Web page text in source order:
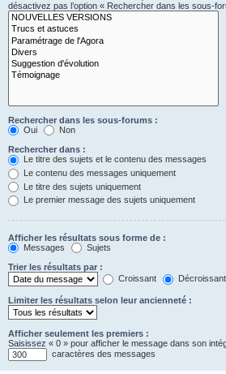
désactivez pas l’option « Rechercher dans les sous-
Rechercher dans les sous-forums :
Oui
Non
Rechercher dans :
Le titre des sujets et le contenu des messages
Le contenu des messages uniquement
Le titre des sujets uniquement
Le premier message des sujets uniquement
Afficher les résultats sous forme de :
Messages
Sujets
Trier les résultats par :
Croissant
Décroissant
Limiter les résultats selon leur ancienneté :
Afficher seulement les premiers :
Saisissez « 0 » pour afficher le message dans son
caractères des messages